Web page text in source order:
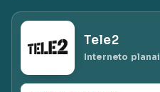
Tele2
Interneto planai